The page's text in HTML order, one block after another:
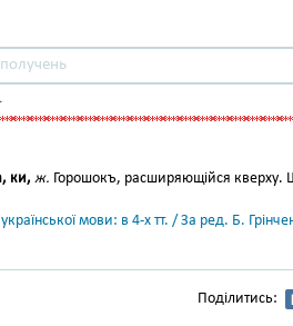
ки, ж. Горошокъ, расширяющійся кверху.
мови: в 4-х тт. / За ред. Б.
Поділитись: